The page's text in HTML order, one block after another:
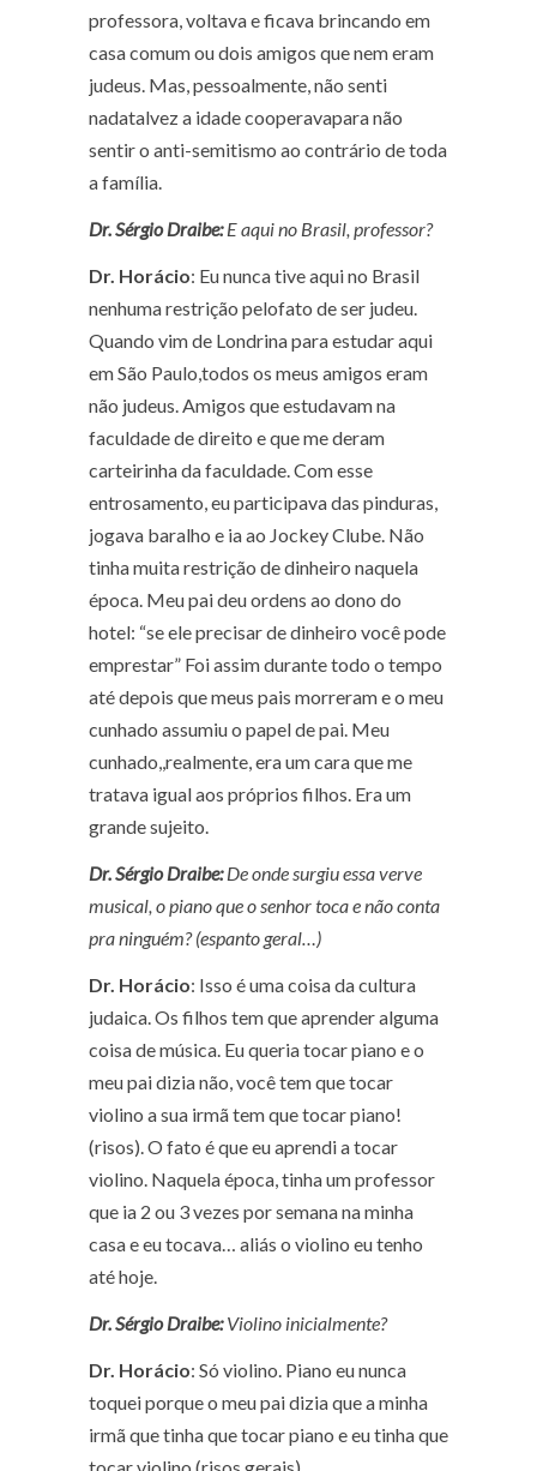
professora, voltava e ficava brincando em
casa comum ou dois amigos que nem eram
judeus. Mas, pessoalmente, não senti
nadatalvez a idade cooperavapara não
sentir o anti-semitismo ao contrário de toda
a família.
Dr. Sérgio Draibe:E aqui no Brasil, professor?
Dr. Horácio: Eu nunca tive aqui no Brasil
nenhuma restrição pelofato de ser judeu.
Quando vim de Londrina para estudar aqui
em São Paulo,todos os meus amigos eram
não judeus. Amigos que estudavam na
faculdade de direito e que me deram
carteirinha da faculdade. Com esse
entrosamento, eu participava das pinduras,
jogava baralho e ia ao Jockey Clube. Não
tinha muita restrição de dinheiro naquela
época. Meu pai deu ordens ao dono do
hotel: “se ele precisar de dinheiro você pode
emprestar” Foi assim durante todo o tempo
até depois que meus pais morreram e o meu
cunhado assumiu o papel de pai. Meu
cunhado,,realmente, era um cara que me
tratava igual aos próprios filhos. Era um
grande sujeito.
Dr. Sérgio Draibe:De onde surgiu essa verve
musical, o piano que o senhor toca e não conta
pra ninguém? (espanto geral…)
Dr. Horácio: Isso é uma coisa da cultura
judaica. Os filhos tem que aprender alguma
coisa de música. Eu queria tocar piano e o
meu pai dizia não, você tem que tocar
violino a sua irmã tem que tocar piano!
(risos). O fato é que eu aprendi a tocar
violino. Naquela época, tinha um professor
que ia 2 ou 3 vezes por semana na minha
casa e eu tocava… aliás o violino eu tenho
até hoje.
Dr. Sérgio Draibe:Violino inicialmente?
Dr. Horácio: Só violino. Piano eu nunca
toquei porque o meu pai dizia que a minha
irmã que tinha que tocar piano e eu tinha que